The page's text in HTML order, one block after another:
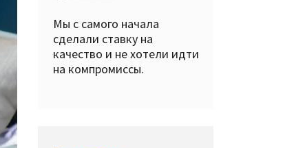
Мы с самого начала
сделали ставку на
качество и не хотели идти
на компромиссы.